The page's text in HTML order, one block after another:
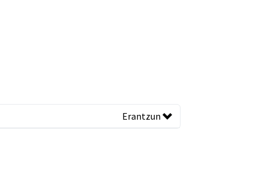
Erantzun